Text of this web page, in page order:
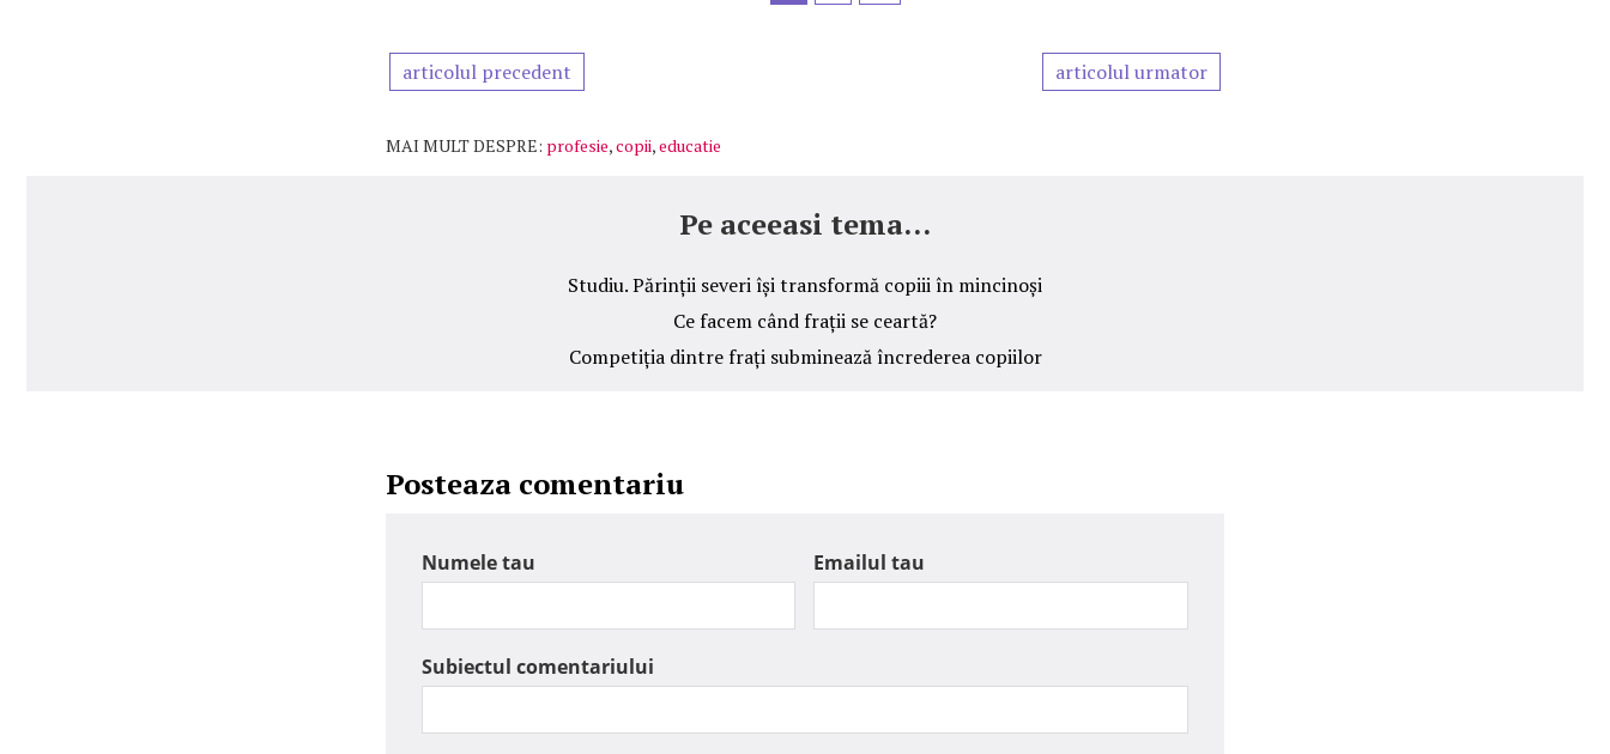
articolul precedent articolul urmator
MAI MULT DESPRE: profesie,copii,educatie
Pe aceeasi tema...
Studiu. Părinții severi își transformă copiii în mincinoși
Ce facem când frații se ceartă?
Competiția dintre frați subminează încrederea copiilor
Posteaza comentariu
Numele tau Emailul tau
Subiectul comentariului